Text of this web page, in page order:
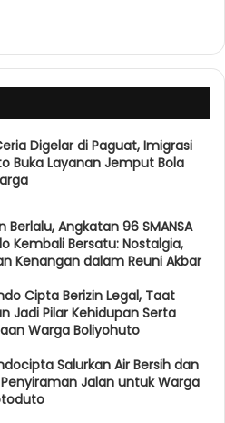
Digelar di Paguat, Imigrasi
Buka Layanan Jemput Bola
Berlalu, Angkatan 96 SMANSA
Kembali Bersatu: Nostalgia,
Kenangan dalam Reuni Akbar
Cipta Berizin Legal, Taat
Jadi Pilar Kehidupan Serta
Warga Boliyohuto
Salurkan Air Bersih dan
Jalan untuk Warga